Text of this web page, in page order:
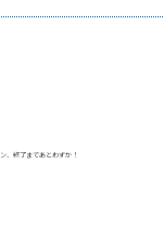
、終了まであとわずか！